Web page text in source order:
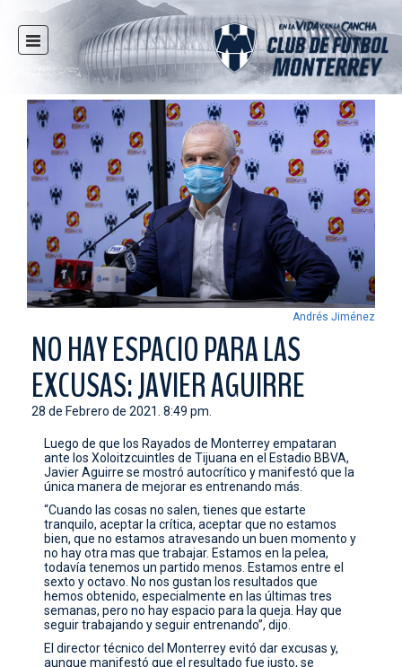
INICIO
NOTICIAS
CLUB
MULTIMEDIA
RAYADOS
RAYADAS
FUERZAS BÁSICAS
RESPONSABILIDAD SOCIAL
TAQUILLA
TIENDA
ESTADIO
PRENSA
Andrés Jiménez
NO HAY ESPACIO PARA LAS
EXCUSAS: JAVIER AGUIRRE
28 de Febrero de 2021. 8:49 pm.
Luego de que los Rayados de Monterrey empataran
ante los Xoloitzcuintles de Tijuana en el Estadio BBVA,
Javier Aguirre se mostró autocrítico y manifestó que la
única manera de mejorar es entrenando más.
“Cuando las cosas no salen, tienes que estarte
tranquilo, aceptar la crítica, aceptar que no estamos
bien, que no estamos atravesando un buen momento y
no hay otra mas que trabajar. Estamos en la pelea,
todavía tenemos un partido menos. Estamos entre el
sexto y octavo. No nos gustan los resultados que
hemos obtenido, especialmente en las últimas tres
semanas, pero no hay espacio para la queja. Hay que
seguir trabajando y seguir entrenando”, dijo.
El director técnico del Monterrey evitó dar excusas y,
aunque manifestó que el resultado fue justo, se